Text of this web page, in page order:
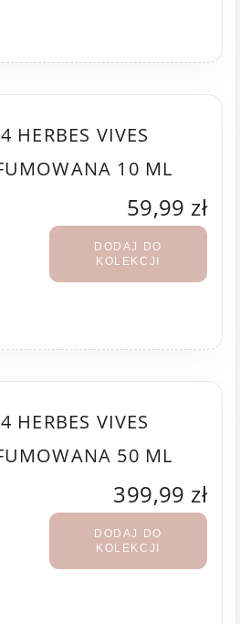
HERBES VIVES
10 ML
59,99 zł
DODAJ DO
KOLEKCJI
HERBES VIVES
50 ML
399,99 zł
DODAJ DO
KOLEKCJI